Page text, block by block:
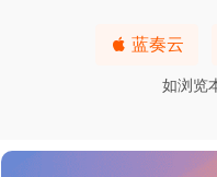
蓝奏云
如浏览
SketchUp Pro 2020.0
Mark Text 0.16.0 for Mac-最